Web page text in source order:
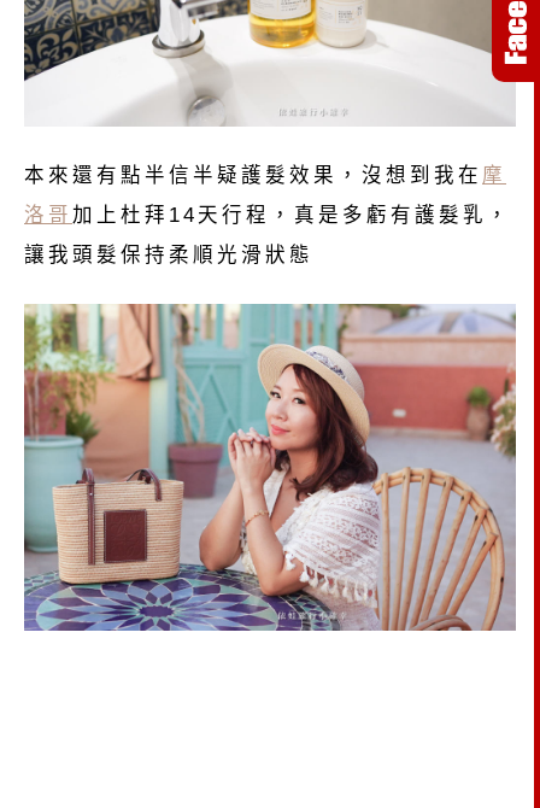
本來還有點半信半疑護髮效果，沒想到我在 摩
洛哥 加上杜拜14天行程，真是多虧有護髮乳，
讓我頭髮保持柔順光滑狀態